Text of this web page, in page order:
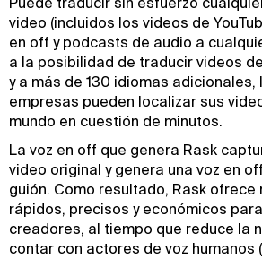
video (incluidos los videos de
en off y podcasts de audio a
a la posibilidad de traducir videos
y a más de 130 idiomas adicionales,
empresas pueden localizar sus
mundo en cuestión de minutos.
La voz en off que genera Rask
video original y genera una voz en
guión. Como resultado, Rask ofrece
rápidos, precisos y económicos
creadores, al tiempo que reduce la
contar con actores de voz humanos